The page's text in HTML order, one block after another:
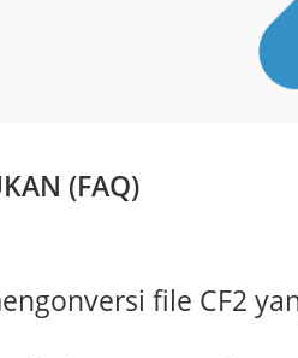
(FAQ)
file CF2